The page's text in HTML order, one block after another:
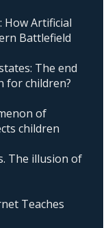
How Artificial
Battlefield
The end
for children?
of
children
The illusion of
Teaches